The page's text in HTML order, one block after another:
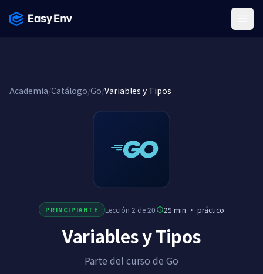
Academia/Catálogo/Go/Variables y Tipos
PRINCIPIANTE Lección 2 de 20 25 min · práctico
Variables y Tipos
Parte del curso de Go